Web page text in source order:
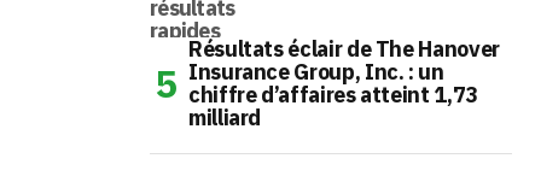
Résultats éclair de The Hanover
Insurance Group, Inc. : un
chiffre d’affaires atteint 1,73
milliard